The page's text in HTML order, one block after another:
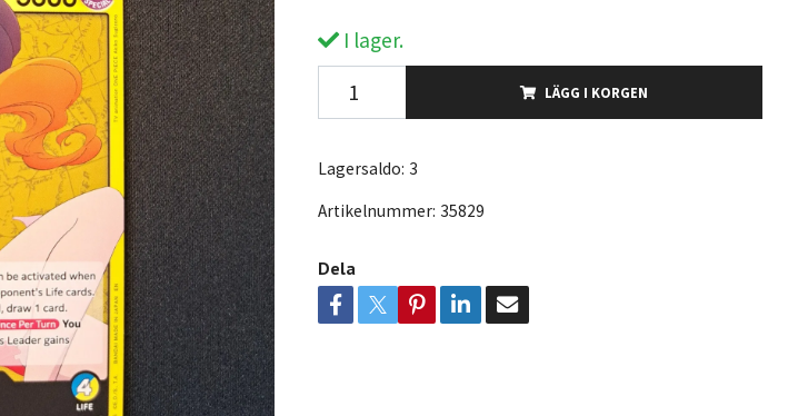
I lager.
LÄGG I KORGEN
Lagersaldo: 3
Artikelnummer: 35829
Dela